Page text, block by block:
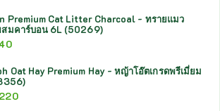
Premium Cat Litter Charcoal - ทรายแมว
สมคาร์บอน 6L (50269)
Oat Hay Premium Hay - หญ้าโอ๊ตเกรดพรีเมี่ยม
220